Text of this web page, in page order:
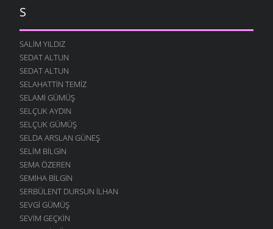
S
SALIM YILDIZ
SEDAT ALTUN
SEDAT ALTUN
SELAHATTIN TEMIZ
SELAMI GÜMÜŞ
SELÇUK AYDIN
SELÇUK GÜMÜŞ
SELDA ARSLAN GÜNEŞ
SELIM BILGIN
SEMA ÖZEREN
SEMIHA BILGIN
SERBÜLENT DURSUN İLHAN
SEVGI GÜMÜŞ
SEVIM GEÇKIN